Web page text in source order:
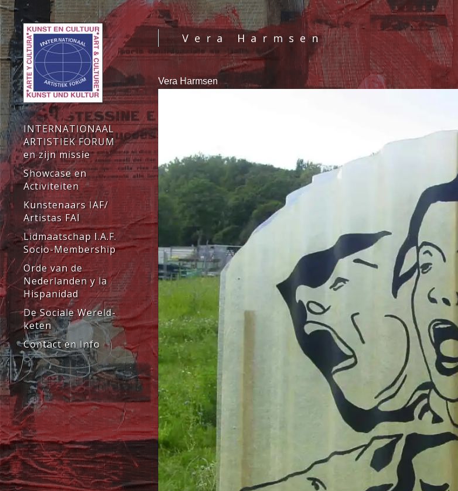
INTERNATIONAAL
ARTISTIEK FORUM
en zijn missie
Showcase en
Activiteiten
Kunstenaars IAF/
Artistas FAI
Lidmaatschap I.A.F.
Socio-Membership
Orde van de
Nederlanden y la
Hispanidad
De Sociale Wereld-
keten
Contact en Info
Vera Harmsen
Vera Harmsen